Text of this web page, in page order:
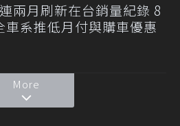
兩月刷新在台銷量紀錄 8
車系推低月付與購車優惠
More